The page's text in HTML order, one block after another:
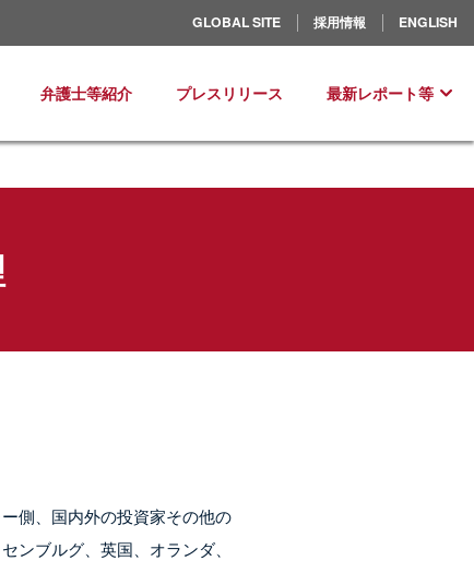
GLOBAL SITE 採用情報 ENGLISH
ヨーロッパ
弁護士等紹介 プレスリリース 最新レポート等
側、国内外の投資家その他の
ンブルグ、英国、オランダ、